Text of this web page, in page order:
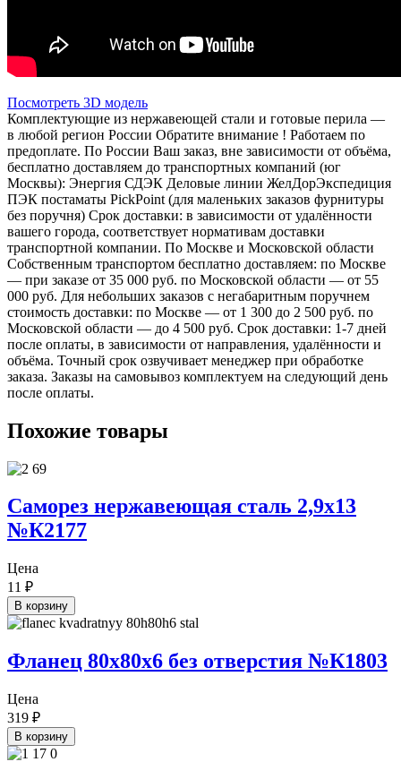
Посмотреть 3D модель
Комплектующие из нержавеющей стали и готовые перила —
в любой регион России Обратите внимание ! Работаем по
предоплате. По России Ваш заказ, вне зависимости от объёма,
бесплатно доставляем до транспортных компаний (юг
Москвы): Энергия СДЭК Деловые линии ЖелДорЭкспедиция
ПЭК постаматы PickPoint (для маленьких заказов фурнитуры
без поручня) Срок доставки: в зависимости от удалённости
вашего города, соответствует нормативам доставки
транспортной компании. По Москве и Московской области
Собственным транспортом бесплатно доставляем: по Москве
— при заказе от 35 000 руб. по Московской области — от 55
000 руб. Для небольших заказов с негабаритным поручнем
стоимость доставки: по Москве — от 1 300 до 2 500 руб. по
Московской области — до 4 500 руб. Срок доставки: 1-7 дней
после оплаты, в зависимости от направления, удалённости и
объёма. Точный срок озвучивает менеджер при обработке
заказа. Заказы на самовывоз комплектуем на следующий день
после оплаты.
Похожие товары
Саморез нержавеющая сталь 2,9х13
№К2177
Цена
11 ₽
В корзину
Фланец 80х80х6 без отверстия №К1803
Цена
319 ₽
В корзину